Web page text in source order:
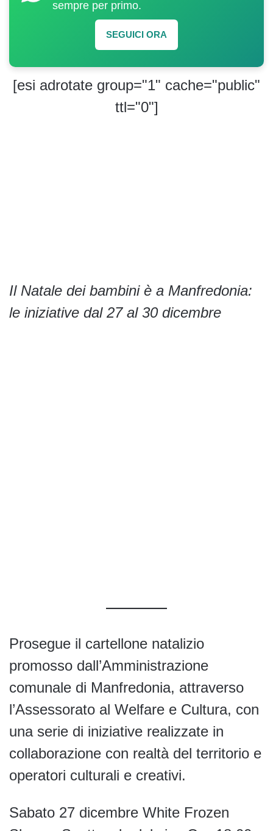
sempre per primo.
SEGUICI ORA
[esi adrotate group="1" cache="public"
ttl="0"]
Il Natale dei bambini è a Manfredonia:
le iniziative dal 27 al 30 dicembre
Prosegue il cartellone natalizio
promosso dall’Amministrazione
comunale di Manfredonia, attraverso
l’Assessorato al Welfare e Cultura, con
una serie di iniziative realizzate in
collaborazione con realtà del territorio e
operatori culturali e creativi.
Sabato 27 dicembre White Frozen